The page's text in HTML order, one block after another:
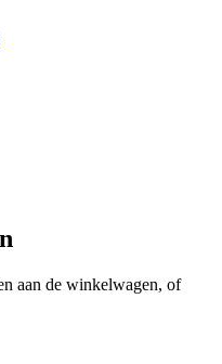
aan de winkelwagen, of